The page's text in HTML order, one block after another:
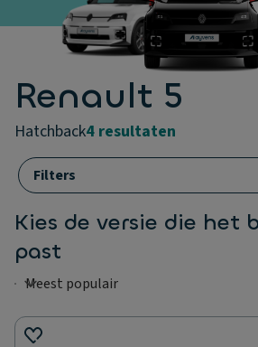
Renault 5
hatchback4 resultaten
Filters
Kies de versie die het
past